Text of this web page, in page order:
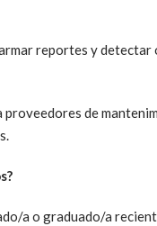
reportes y detectar
de
a o graduado/a